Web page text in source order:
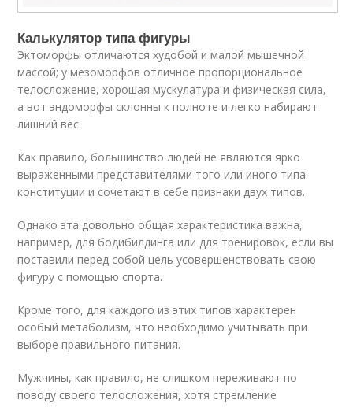
Калькулятор типа фигуры
Эктоморфы отличаются худобой и малой мышечной
массой; у мезоморфов отличное пропорциональное
телосложение, хорошая мускулатура и физическая сила,
а вот эндоморфы склонны к полноте и легко набирают
лишний вес.
Как правило, большинство людей не являются ярко
выраженными представителями того или иного типа
конституции и сочетают в себе признаки двух типов.
Однако эта довольно общая характеристика важна,
например, для бодибилдинга или для тренировок, если вы
поставили перед собой цель усовершенствовать свою
фигуру с помощью спорта.
Кроме того, для каждого из этих типов характерен
особый метаболизм, что необходимо учитывать при
выборе правильного питания.
Мужчины, как правило, не слишком переживают по
поводу своего телосложения, хотя стремление